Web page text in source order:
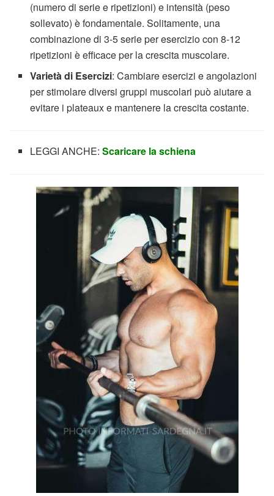
(numero di serie e ripetizioni) e intensità (peso
sollevato) è fondamentale. Solitamente, una
combinazione di 3-5 serie per esercizio con 8-12
ripetizioni è efficace per la crescita muscolare.
Varietà di Esercizi: Cambiare esercizi e angolazioni
per stimolare diversi gruppi muscolari può aiutare a
evitare i plateaux e mantenere la crescita costante.
LEGGI ANCHE:Scaricare la schiena